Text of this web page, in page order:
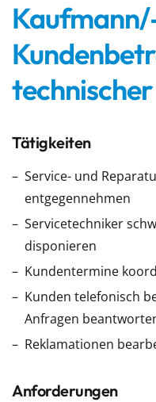
Tätigkeiten
Service- und
entgegennehmen
Servicetechniker
disponieren
Kundentermine
Kunden telefonisch
Anfragen
Reklamationen
Anforderungen